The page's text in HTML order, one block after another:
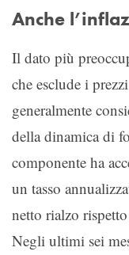
Anche
Il dato più
che esclude i
generalmente
della dinamica di
componente ha
un tasso
netto rialzo
Negli ultimi sei